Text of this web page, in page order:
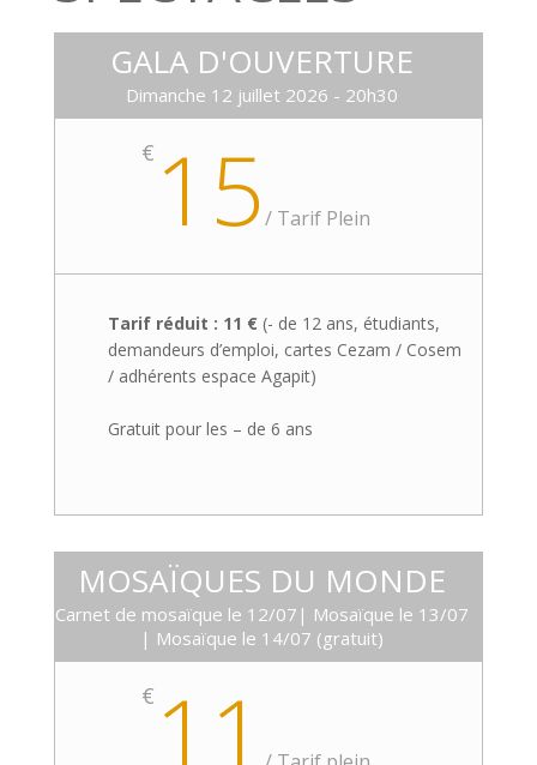
GALA D'OUVERTURE
Dimanche 12 juillet 2026 - 20h30
€ 15 /Tarif Plein
Tarif réduit : 11 €(- de 12 ans, étudiants,
demandeurs d’emploi, cartes Cezam / Cosem
/ adhérents espace Agapit)
Gratuit pour les – de 6 ans
MOSAÏQUES DU MONDE
Carnet de mosaïque le 12/07| Mosaïque le 13/07
| Mosaïque le 14/07 (gratuit)
€ 11